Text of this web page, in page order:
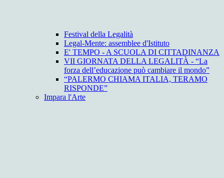
Festival della Legalità
Legal-Mente: assemblee d'Istituto
E' TEMPO - A SCUOLA DI CITTADINANZA
VII GIORNATA DELLA LEGALITÀ - “La
forza dell’educazione può cambiare il mondo”
“PALERMO CHIAMA ITALIA, TERAMO
RISPONDE”
Impara l'Arte